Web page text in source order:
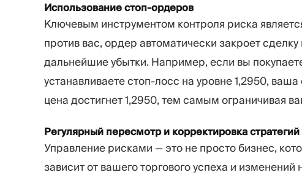
Использование стоп-ордеров
Ключевым инструментом контроля риска
против вас, ордер автоматически закроет
дальнейшие убытки. Например, если вы
устанавливаете стоп-лосс на уровне 1,2950,
цена достигнет 1,2950, тем самым ограничивая
Регулярный пересмотр и корректировка стратегий
Управление рисками — это не просто бизнес,
зависит от вашего торгового успеха и